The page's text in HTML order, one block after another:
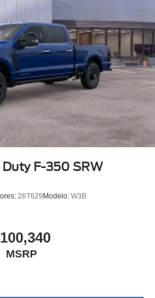
Duty F-350 SRW
26T629 Modelo: W3B
MSRP